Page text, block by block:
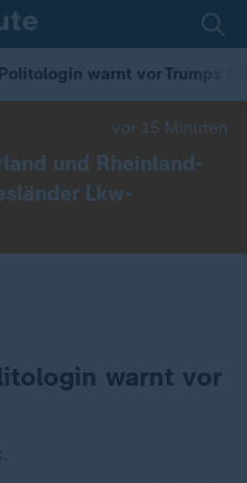
Politologin warnt vor Trumps
vor 15 Minuten
und Rheinland-
Lkw-
warnt vor